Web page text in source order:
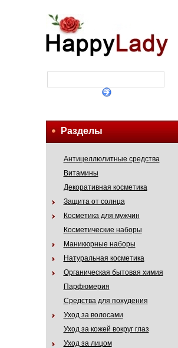
Разделы
Антицеллюлитные средства
Витамины
Декоративная косметика
Защита от солнца
Косметика для мужчин
Косметические наборы
Маникюрные наборы
Натуральная косметика
Органическая бытовая химия
Парфюмерия
Средства для похудения
Уход за волосами
Уход за кожей вокруг глаз
Уход за лицом